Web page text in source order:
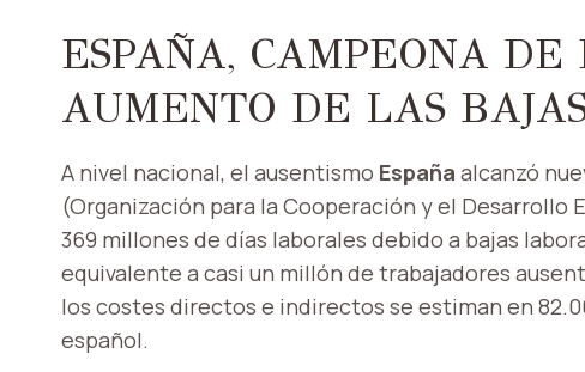
ESPAÑA, CAMPEONA DE
AUMENTO DE LAS
A nivel nacional, el ausentismo España alcanzó
(Organización para la Cooperación y el Desarrollo
369 millones de días laborales debido a bajas
equivalente a casi un millón de trabajadores
los costes directos e indirectos se estiman en
español.